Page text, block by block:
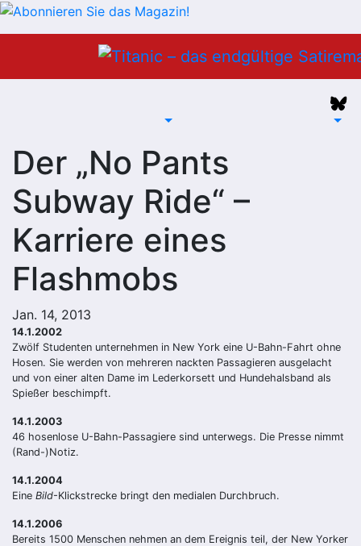
Der „No Pants
Subway Ride“ –
Karriere eines
Flashmobs
Jan. 14, 2013
14.1.2002
Zwölf Studenten unternehmen in New York eine U-Bahn-Fahrt ohne
Hosen. Sie werden von mehreren nackten Passagieren ausgelacht
und von einer alten Dame im Lederkorsett und Hundehalsband als
Spießer beschimpft.
14.1.2003
46 hosenlose U-Bahn-Passagiere sind unterwegs. Die Presse nimmt
(Rand-)Notiz.
14.1.2004
Eine Bild-Klickstrecke bringt den medialen Durchbruch.
14.1.2006
Bereits 1500 Menschen nehmen an dem Ereignis teil, der New Yorker